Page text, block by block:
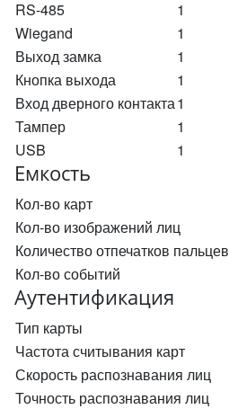
RS-485
1
Wiegand
1
Выход замка
1
Кнопка выхода
1
Вход дверного контакта1
Тампер
1
USB
1
Емкость
Кол-во карт
Кол-во изображений лиц
Количество отпечатков пальцев
Кол-во событий
Аутентификация
Тип карты
Частота считывания карт
Скорость распознавания лиц
Точность распознавания лиц